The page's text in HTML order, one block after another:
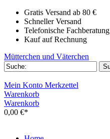
Gratis Versand ab 80 €
Schneller Versand
Telefonische Fachberatung
Kauf auf Rechnung
Mütterchen und Väterchen
Mein Konto Merkzettel
Warenkorb
Warenkorb
0,00 €*